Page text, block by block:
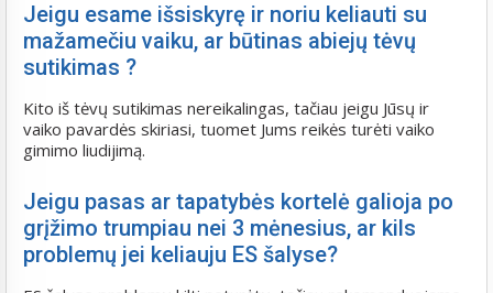
Jeigu esame išsiskyrę ir noriu keliauti su
mažamečiu vaiku, ar būtinas abiejų tėvų
sutikimas ?
Kito iš tėvų sutikimas nereikalingas, tačiau jeigu Jūsų ir
vaiko pavardės skiriasi, tuomet Jums reikės turėti vaiko
gimimo liudijimą.
Jeigu pasas ar tapatybės kortelė galioja po
grįžimo trumpiau nei 3 mėnesius, ar kils
problemų jei keliauju ES šalyse?